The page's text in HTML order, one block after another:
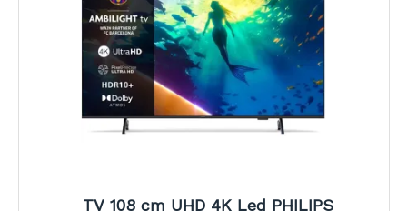
TV 108 cm UHD 4K Led PHILIPS